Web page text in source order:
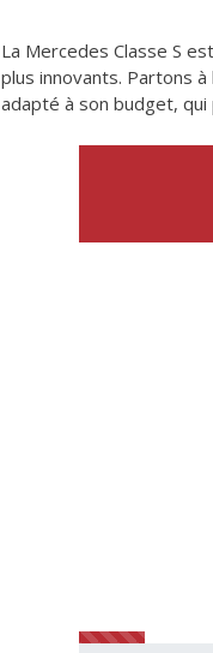
La Mercedes Classe S
plus innovants. Partons
adapté à son budget, qui